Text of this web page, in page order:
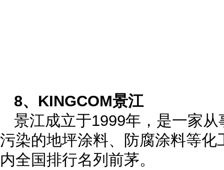
8、KINGCOM景江
景江成立于1999年，是一家
污染的地坪涂料、防腐涂料等
内全国排行名列前茅。